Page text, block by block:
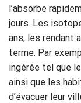
l’absorbe
jours. Les
ans, les rendant
terme. Par
ingérée tel que
ainsi que les
d’évacuer leur